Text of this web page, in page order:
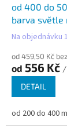
od 400 do
barva světle
metalíza
Na objednávku
od 459,50 Kč
od 556 Kč /
DETAIL
od 200 do 400